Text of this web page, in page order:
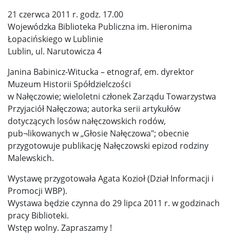
21 czerwca 2011 r. godz. 17.00
Wojewódzka Biblioteka Publiczna im. Hieronima
Łopacińskiego w Lublinie
Lublin, ul. Narutowicza 4
Janina Babinicz-Witucka – etnograf, em. dyrektor
Muzeum Historii Spółdzielczości
w Nałęczowie; wieloletni członek Zarządu Towarzystwa
Przyjaciół Nałęczowa; autorka serii artykułów
dotyczących losów nałęczowskich rodów,
pub¬likowanych w „Głosie Nałęczowa"; obecnie
przygotowuje publikację Nałęczowski epizod rodziny
Malewskich.
Wystawę przygotowała Agata Kozioł (Dział Informacji i
Promocji WBP).
Wystawa będzie czynna do 29 lipca 2011 r. w godzinach
pracy Biblioteki.
Wstęp wolny. Zapraszamy !